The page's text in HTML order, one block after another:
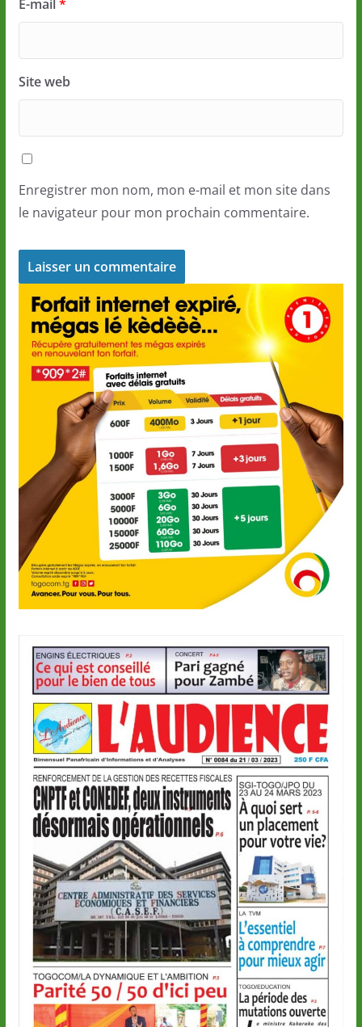
E-mail*
Site web
Enregistrer mon nom, mon e-mail et mon site dans
le navigateur pour mon prochain commentaire.